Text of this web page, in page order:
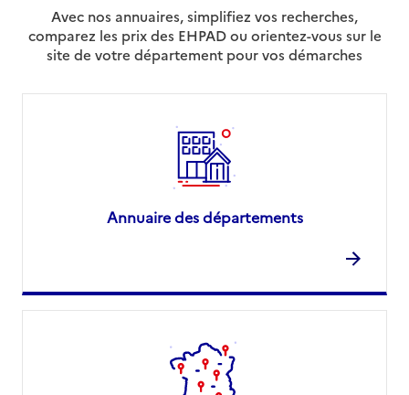
Avec nos annuaires, simplifiez vos recherches,
comparez les prix des EHPAD ou orientez-vous sur le
site de votre département pour vos démarches
Annuaire des départements